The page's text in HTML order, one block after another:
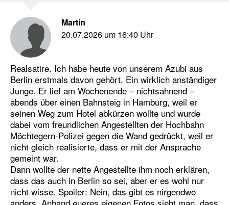
Martin
20.07.2026 um 16:40 Uhr
Realsatire. Ich habe heute von unserem Azubi aus
Berlin erstmals davon gehört. Ein wirklich anständiger
Junge. Er lief am Wochenende – nichtsahnend –
abends über einen Bahnsteig in Hamburg, weil er
seinen Weg zum Hotel abkürzen wollte und wurde
dabei vom freundlichen Angestellten der Hochbahn
Möchtegern-Polizei gegen die Wand gedrückt, weil er
nicht gleich realisierte, dass er mit der Ansprache
gemeint war.
Dann wollte der nette Angestellte ihm noch erklären,
dass das auch in Berlin so sei, aber er es wohl nur
nicht wisse. Spoiler: Nein, das gibt es nirgendwo